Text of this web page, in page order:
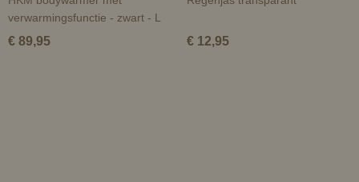
verwarmingsfunctie - zwart - L
€ 89,95 € 12,95